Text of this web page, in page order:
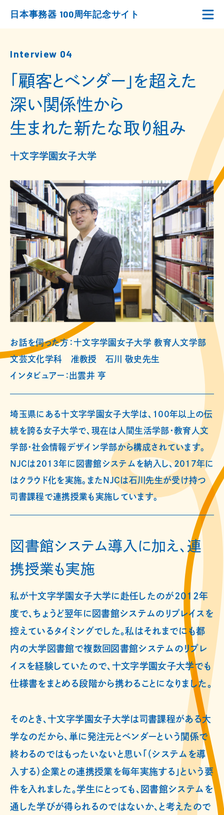
日本事務器 100周年記念サイト
Interview 04
「顧客とベンダー」を超えた
深い関係性から
生まれた新たな取り組み
十文字学園女子大学
お話を伺った方：十文字学園女子大学 教育人文学部
文芸文化学科 准教授 石川 敬史先生
インタビュアー：出雲井 亨
埼玉県にある十文字学園女子大学は、100年以上の伝
統を誇る女子大学で、現在は人間生活学部・教育人文
学部・社会情報デザイン学部から構成されています。
NJCは2013年に図書館システムを納入し、2017年に
はクラウド化を実施。またNJCは石川先生が受け持つ
司書課程で連携授業も実施しています。
図書館システム導入に加え、連
携授業も実施
私が十文字学園女子大学に赴任したのが2012年
度で、ちょうど翌年に図書館システムのリプレイスを
控えているタイミングでした。私はそれまでにも都
内の大学図書館で複数回図書館システムのリプレ
イスを経験していたので、十文字学園女子大学でも
仕様書をまとめる段階から携わることになりました。
そのとき、十文字学園女子大学は司書課程がある大
学なのだから、単に発注元とベンダーという関係で
終わるのではもったいないと思い「（システムを導
入する）企業との連携授業を毎年実施する」という要
件を入れました。学生にとっても、図書館システムを
通した学びが得られるのではないか、と考えたので